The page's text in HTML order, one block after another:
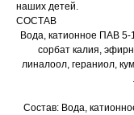
наших детей.
СОСТАВ
Вода, катионное ПАВ 5-
сорбат калия,
линалоол, гераниол,
Состав: Вода,